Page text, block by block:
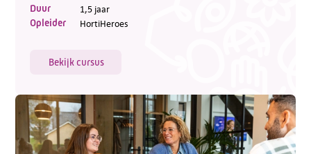
Duur 1,5 jaar
Opleider HortiHeroes
Bekijk cursus